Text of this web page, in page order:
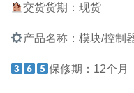
交货货期：现货
产品名称：模块/控制
保修期：12个月